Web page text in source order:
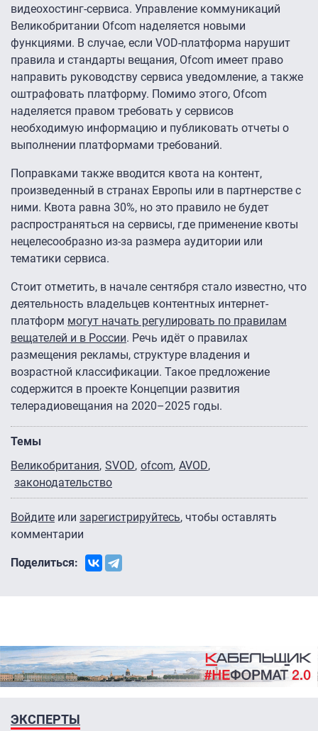
видеохостинг-сервиса. Управление коммуникаций
Великобритании Ofcom наделяется новыми
функциями. В случае, если VOD-платформа нарушит
правила и стандарты вещания, Ofcom имеет право
направить руководству сервиса уведомление, а также
оштрафовать платформу. Помимо этого, Ofcom
наделяется правом требовать у сервисов
необходимую информацию и публиковать отчеты о
выполнении платформами требований.
Поправками также вводится квота на контент,
произведенный в странах Европы или в партнерстве с
ними. Квота равна 30%, но это правило не будет
распространяться на сервисы, где применение квоты
нецелесообразно из-за размера аудитории или
тематики сервиса.
Стоит отметить, в начале сентября стало известно, что
деятельность владельцев контентных интернет-
платформ могут начать регулировать по правилам
вещателей и в России. Речь идёт о правилах
размещения рекламы, структуре владения и
возрастной классификации. Такое предложение
содержится в проекте Концепции развития
телерадиовещания на 2020–2025 годы.
Темы
Великобритания SVOD ofcom AVOD
законодательство
Войдите или зарегистрируйтесь, чтобы оставлять
комментарии
Поделиться:
ЭКСПЕРТЫ